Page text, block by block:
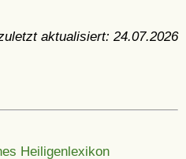
aktualisiert: 24.07.2026
Heiligenlexikon